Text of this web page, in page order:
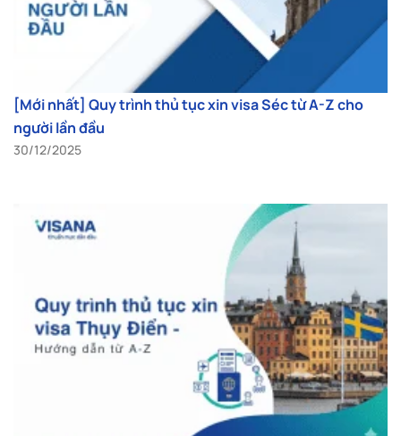
[Mới nhất] Quy trình thủ tục xin visa Séc từ A-Z cho
người lần đầu
30/12/2025